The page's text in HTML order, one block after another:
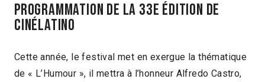
PROGRAMMATION DE LA 33E ÉDITION DE
CINÉLATINO
Cette année, le festival met en exergue la thématique
de « L’Humour », il mettra à l’honneur Alfredo Castro,